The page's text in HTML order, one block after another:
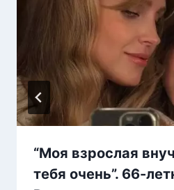
“Моя взрослая
тебя очень”. 66-